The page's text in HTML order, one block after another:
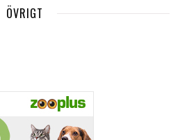
ÖVRIGT